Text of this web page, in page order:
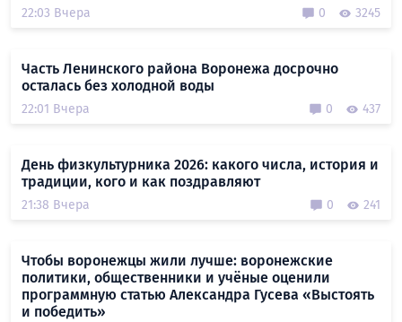
22:03 Вчера 0 3245
Часть Ленинского района Воронежа досрочно
осталась без холодной воды
22:01 Вчера 0 437
День физкультурника 2026: какого числа, история и
традиции, кого и как поздравляют
21:38 Вчера 0 241
Чтобы воронежцы жили лучше: воронежские
политики, общественники и учёные оценили
программную статью Александра Гусева «Выстоять
и победить»